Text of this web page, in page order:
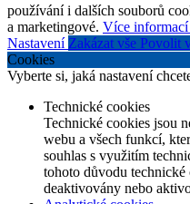
používání i dalších souborů
a marketingové. Více
Nastavení Zakázat vše Povolit
Cookies
Vyberte si, jaká nastavení
Technické cookies
Technické cookies jsou
webu a všech funkcí,
souhlas s využitím
tohoto důvodu
deaktivovány nebo